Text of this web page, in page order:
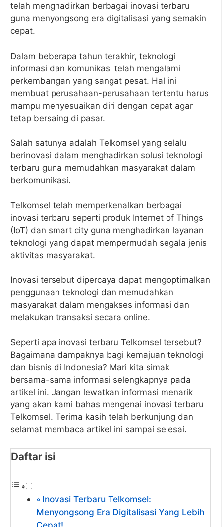
telah menghadirkan berbagai inovasi terbaru
guna menyongsong era digitalisasi yang semakin
cepat.
Dalam beberapa tahun terakhir, teknologi
informasi dan komunikasi telah mengalami
perkembangan yang sangat pesat. Hal ini
membuat perusahaan-perusahaan tertentu harus
mampu menyesuaikan diri dengan cepat agar
tetap bersaing di pasar.
Salah satunya adalah Telkomsel yang selalu
berinovasi dalam menghadirkan solusi teknologi
terbaru guna memudahkan masyarakat dalam
berkomunikasi.
Telkomsel telah memperkenalkan berbagai
inovasi terbaru seperti produk Internet of Things
(IoT) dan smart city guna menghadirkan layanan
teknologi yang dapat mempermudah segala jenis
aktivitas masyarakat.
Inovasi tersebut dipercaya dapat mengoptimalkan
penggunaan teknologi dan memudahkan
masyarakat dalam mengakses informasi dan
melakukan transaksi secara online.
Seperti apa inovasi terbaru Telkomsel tersebut?
Bagaimana dampaknya bagi kemajuan teknologi
dan bisnis di Indonesia? Mari kita simak
bersama-sama informasi selengkapnya pada
artikel ini. Jangan lewatkan informasi menarik
yang akan kami bahas mengenai inovasi terbaru
Telkomsel. Terima kasih telah berkunjung dan
selamat membaca artikel ini sampai selesai.
Daftar isi
Inovasi Terbaru Telkomsel:
Menyongsong Era Digitalisasi Yang Lebih